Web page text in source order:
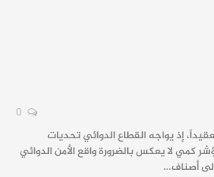
الصحي يكشف صورة أكثر تعقيداً، إذ يواجه القطاع الدوائي تحديات
كمي لا يعكس بالضرورة واقع الأمن الدوائي
أصناف…